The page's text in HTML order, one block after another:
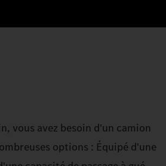
vous avez besoin d'un camion
options : Équipé d'une